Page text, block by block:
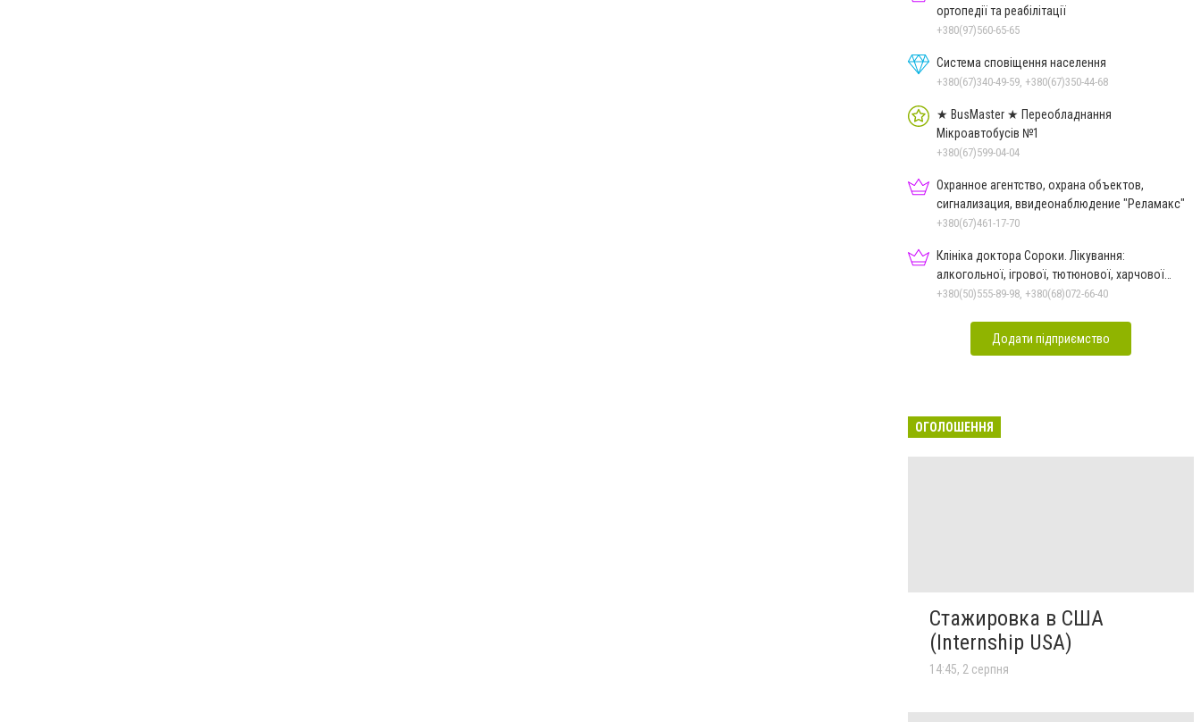
ортопедії та реабілітації
+380(97)560-65-65
Система сповіщення населення
+380(67)340-49-59, +380(67)350-44-68
★ BusMaster ★ Переобладнання
Мікроавтобусів №1
+380(67)599-04-04
Охранное агентство, охрана объектов,
сигнализация, ввидеонаблюдение "Реламакс"
+380(67)461-17-70
Клініка доктора Сороки. Лікування:
алкогольної, ігрової, тютюнової, харчової
залежностей, неврозів т
+380(50)555-89-98, +380(68)072-66-40
Додати підприємство
ОГОЛОШЕННЯ
Стажировка в США
(Internship USA)
14:45, 2 серпня